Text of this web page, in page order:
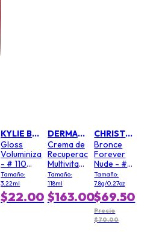
KYLIE BY KYLIE JENNER
Gloss
Voluminizador
- # 110
Moody
Queen
Tamaño:
3.22ml
$22.00
DERMALOGICA
Crema de
Recuperación
Multivitamínica
Power
(Tamaño
Salón)
Tamaño:
118ml
$163.00
CHRISTIAN DIOR
Bronce
Forever
Nude - #
03 Soft
Matte
Tamaño:
7.8g/0.27oz
$69.50
Precio
$70.00